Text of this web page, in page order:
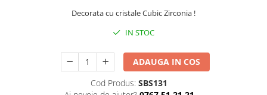
Decorata cu cristale Cubic Zirconia !
IN STOC
ADAUGA IN COS
Cod Produs: SBS131